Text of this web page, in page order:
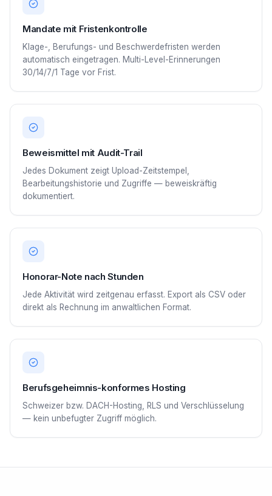
Mandate mit Fristenkontrolle
Klage-, Berufungs- und Beschwerdefristen werden
automatisch eingetragen. Multi-Level-Erinnerungen
30/14/7/1 Tage vor Frist.
Beweismittel mit Audit-Trail
Jedes Dokument zeigt Upload-Zeitstempel,
Bearbeitungshistorie und Zugriffe — beweiskräftig
dokumentiert.
Honorar-Note nach Stunden
Jede Aktivität wird zeitgenau erfasst. Export als CSV oder
direkt als Rechnung im anwaltlichen Format.
Berufsgeheimnis-konformes Hosting
Schweizer bzw. DACH-Hosting, RLS und Verschlüsselung
— kein unbefugter Zugriff möglich.